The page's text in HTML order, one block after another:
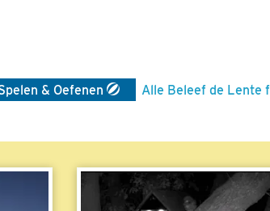
& Oefenen Alle Beleef de Lente